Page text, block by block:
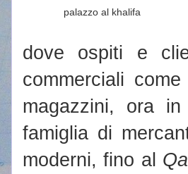
palazzo al khalifa
dove ospiti e
commerciali
magazzini, ora
famiglia di
moderni, fino al